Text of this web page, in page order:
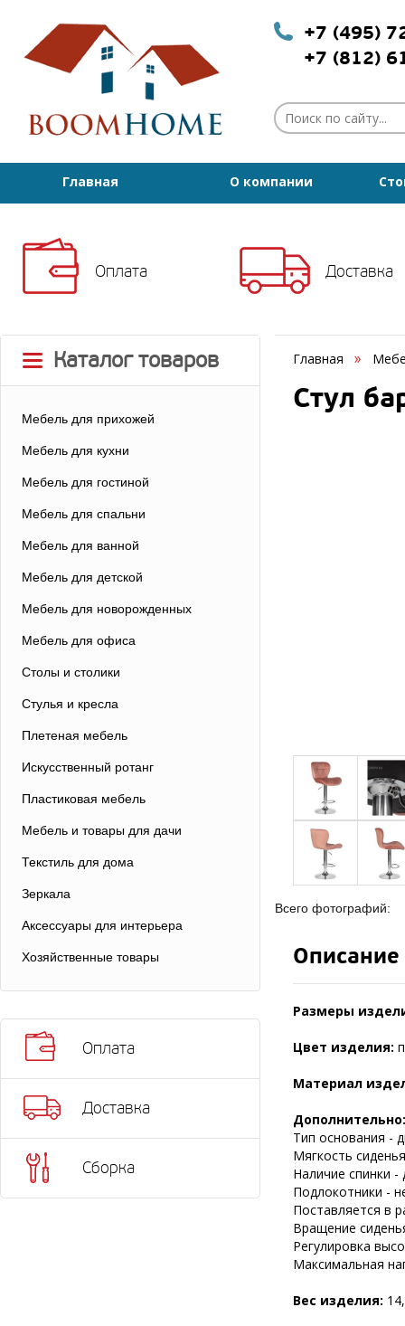
+7 (495)
+7 (812)
Главная О компании
Оплата Доставка
Каталог товаров
Мебель для прихожей
Мебель для кухни
Мебель для гостиной
Мебель для спальни
Мебель для ванной
Мебель для детской
Мебель для новорожденных
Мебель для офиса
Столы и столики
Стулья и кресла
Плетеная мебель
Искусственный ротанг
Пластиковая мебель
Мебель и товары для дачи
Текстиль для дома
Зеркала
Аксессуары для интерьера
Хозяйственные товары
Оплата
Доставка
Сборка
Главная
Стул
Всего фотографий:
Описание
Размеры
Цвет изделия:
Материал
Дополнительно:
Тип основания -
Мягкость
Наличие спинки -
Подлокотники -
Поставляется в
Вращение
Регулировка
Максимальная
Вес изделия: